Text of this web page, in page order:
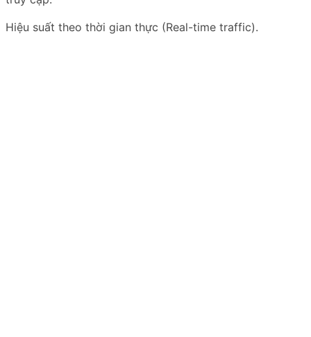
Hiệu suất theo thời gian thực (Real-time traffic).